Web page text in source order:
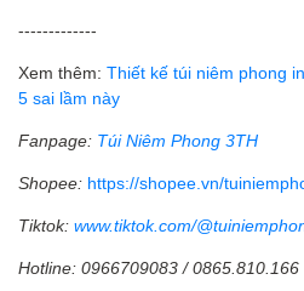
-------------
Xem thêm: Thiết kế túi niêm phong
5 sai lầm này
Fanpage: Túi Niêm Phong 3TH
Shopee: https://shopee.vn/
Tiktok: www.tiktok.com/
Hotline: 0966709083 / 0865.810.166